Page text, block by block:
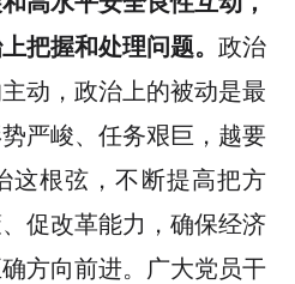
把握和处理问题。政治
动，政治上的被动是最
严峻、任务艰巨，越要
这根弦，不断提高把方
促改革能力，确保经济
方向前进。广大党员干